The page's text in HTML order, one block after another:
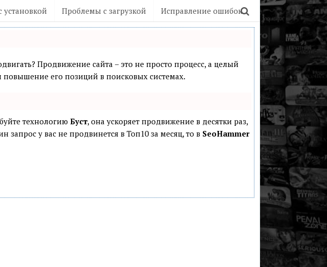
Проблемы с загрузкой Исправление ошибок
Продвижение сайта – это не просто процесс, а целый
его позиций в поисковых системах.
технологию Буст, она ускоряет продвижение в десятки раз,
у вас не продвинется в Топ10 за месяц, то в SeoHammer